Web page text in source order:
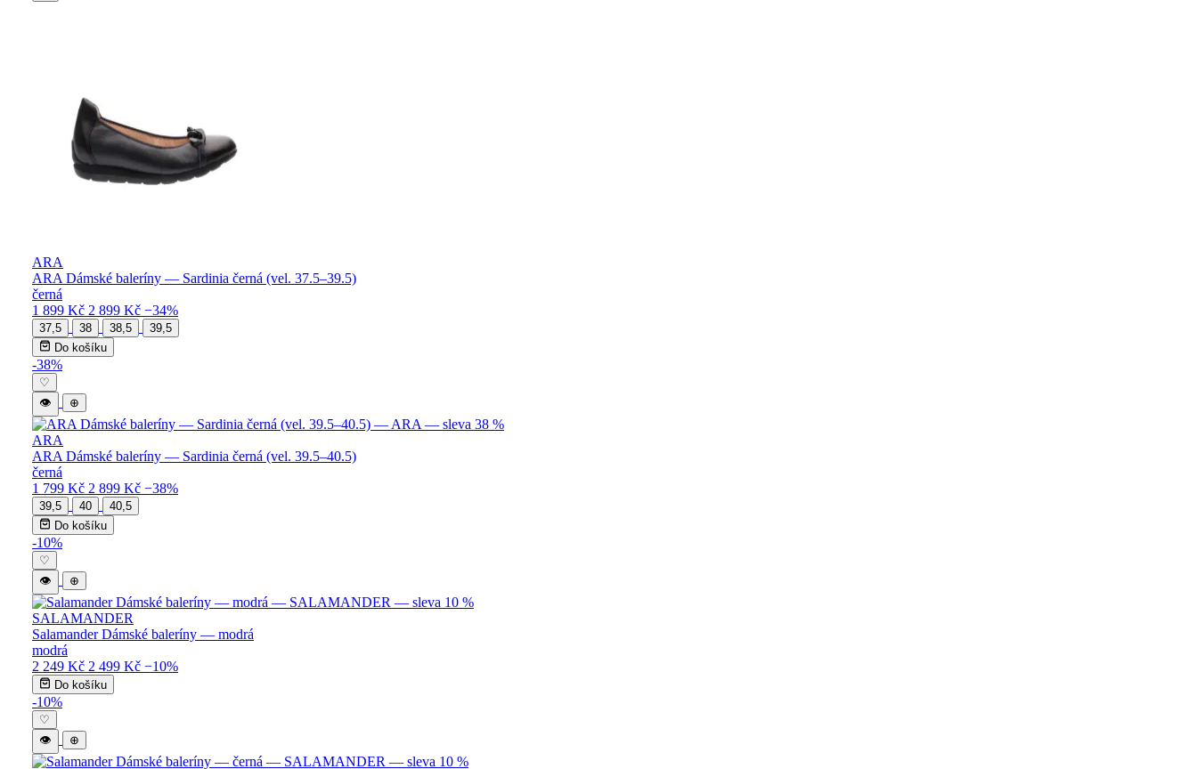
ARA
ARA Dámské baleríny — Sardinia černá (vel. 37.5–39.5)
černá
1 899 Kč 2 899 Kč −34%
37,5 38 38,5
39,5
Do košíku
-38%
♡
👁
⊕
ARA
ARA Dámské baleríny — Sardinia černá (vel. 39.5–40.5)
černá
1 799 Kč 2 899 Kč −38%
39,5 40
40,5
Do košíku
-10%
♡
👁
⊕
SALAMANDER
Salamander Dámské baleríny — modrá
modrá
2 249 Kč 2 499 Kč −10%
Do košíku
-10%
♡
👁
⊕